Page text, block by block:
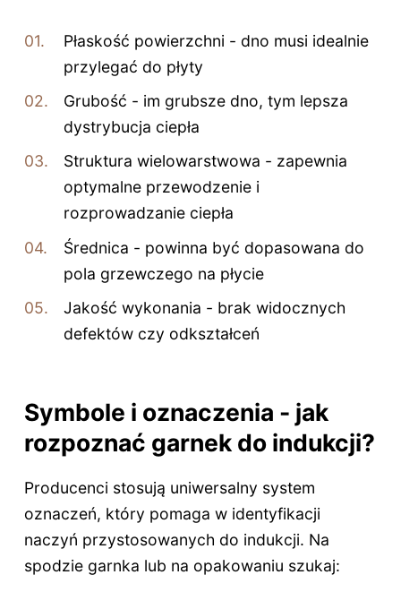
Płaskość powierzchni - dno musi idealnie
przylegać do płyty
Grubość - im grubsze dno, tym lepsza
dystrybucja ciepła
Struktura wielowarstwowa - zapewnia
optymalne przewodzenie i
rozprowadzanie ciepła
Średnica - powinna być dopasowana do
pola grzewczego na płycie
Jakość wykonania - brak widocznych
defektów czy odkształceń
Symbole i oznaczenia - jak
rozpoznać garnek do indukcji?
Producenci stosują uniwersalny system
oznaczeń, który pomaga w identyfikacji
naczyń przystosowanych do indukcji. Na
spodzie garnka lub na opakowaniu szukaj: